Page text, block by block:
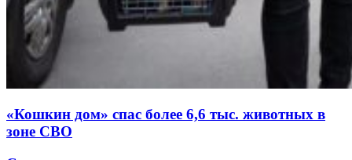
«Кошкин дом» спас более 6,6 тыс. животных в
зоне СВО